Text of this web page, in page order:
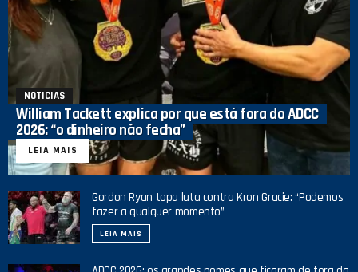
NOTICIAS
William Tackett explica por que está fora do ADCC
2026: “o dinheiro não fecha”
LEIA MAIS
Gordon Ryan topa luta contra Kron Gracie: “Podemos
fazer a qualquer momento”
LEIA MAIS